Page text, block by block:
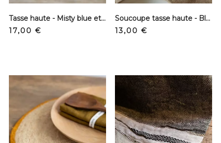
Tasse haute - Misty blue et rouille
Precio
17,00 €
Soucoupe tasse haute - Bleu
Precio
13,00 €